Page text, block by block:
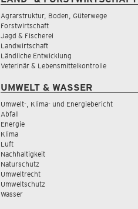
Agrarstruktur, Boden, Güterwege
Forstwirtschaft
Jagd & Fischerei
Landwirtschaft
Ländliche Entwicklung
Veterinär & Lebensmittelkontrolle
UMWELT & WASSER
Umwelt-, Klima- und Energiebericht
Abfall
Energie
Klima
Luft
Nachhaltigkeit
Naturschutz
Umweltrecht
Umweltschutz
Wasser